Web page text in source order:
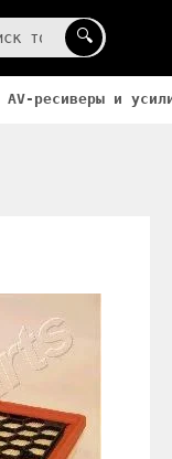
🔍
AV-ресиверы и